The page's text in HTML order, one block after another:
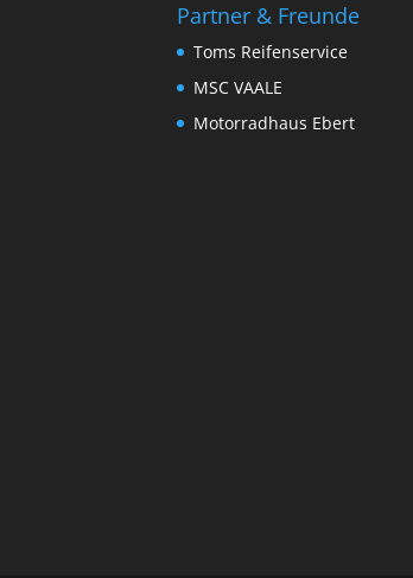
Partner & Freunde
Toms Reifenservice
MSC VAALE
Motorradhaus Ebert